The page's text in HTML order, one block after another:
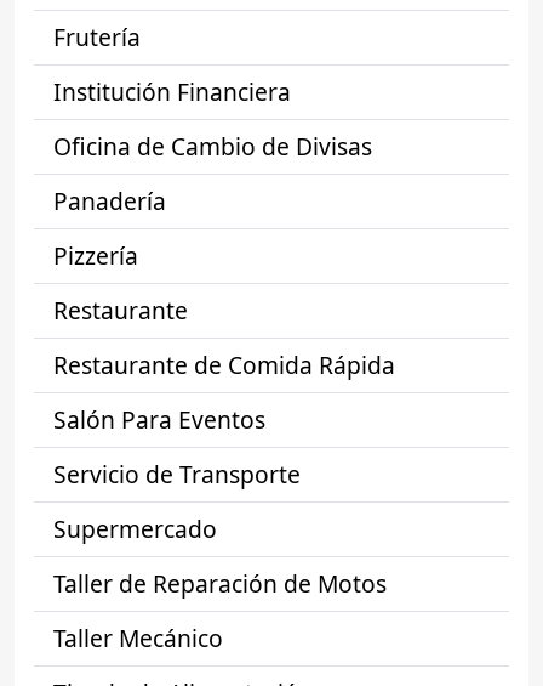
Frutería
Institución Financiera
Oficina de Cambio de Divisas
Panadería
Pizzería
Restaurante
Restaurante de Comida Rápida
Salón Para Eventos
Servicio de Transporte
Supermercado
Taller de Reparación de Motos
Taller Mecánico